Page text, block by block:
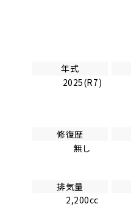
年式
2025(R7)
修復歴
無し
排気量
2,200cc